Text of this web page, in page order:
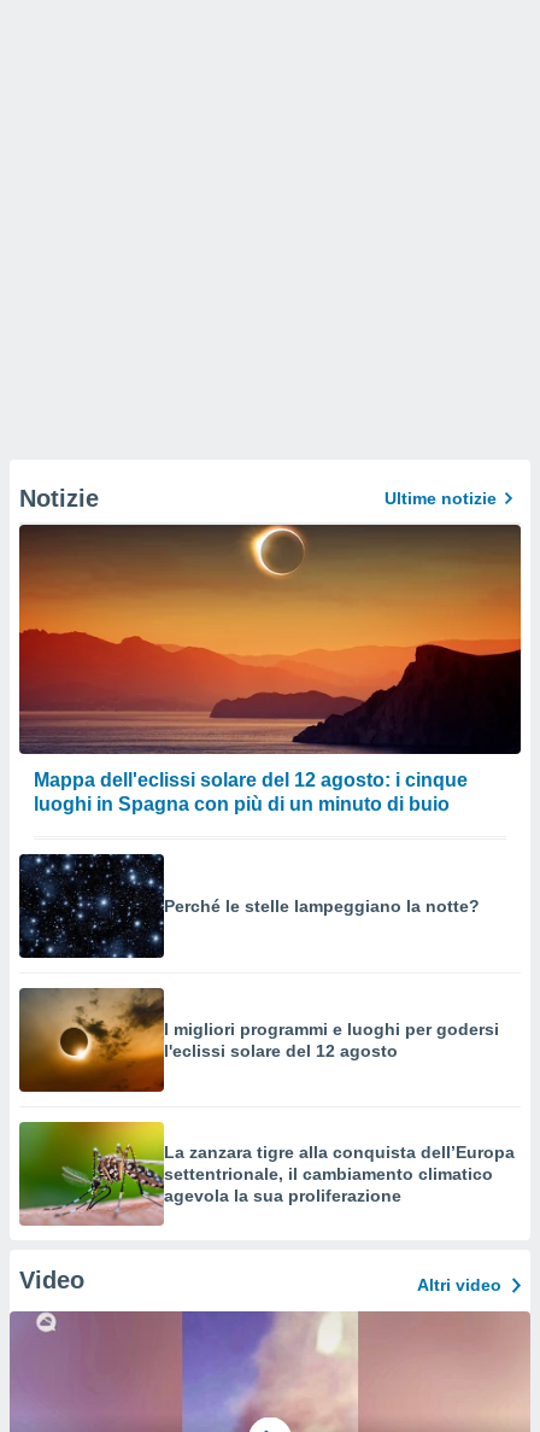
Notizie Ultime notizie
Mappa dell'eclissi solare del 12 agosto: i cinque
luoghi in Spagna con più di un minuto di buio
Perché le stelle lampeggiano la notte?
I migliori programmi e luoghi per godersi
l'eclissi solare del 12 agosto
La zanzara tigre alla conquista dell’Europa
settentrionale, il cambiamento climatico
agevola la sua proliferazione
Video Altri video